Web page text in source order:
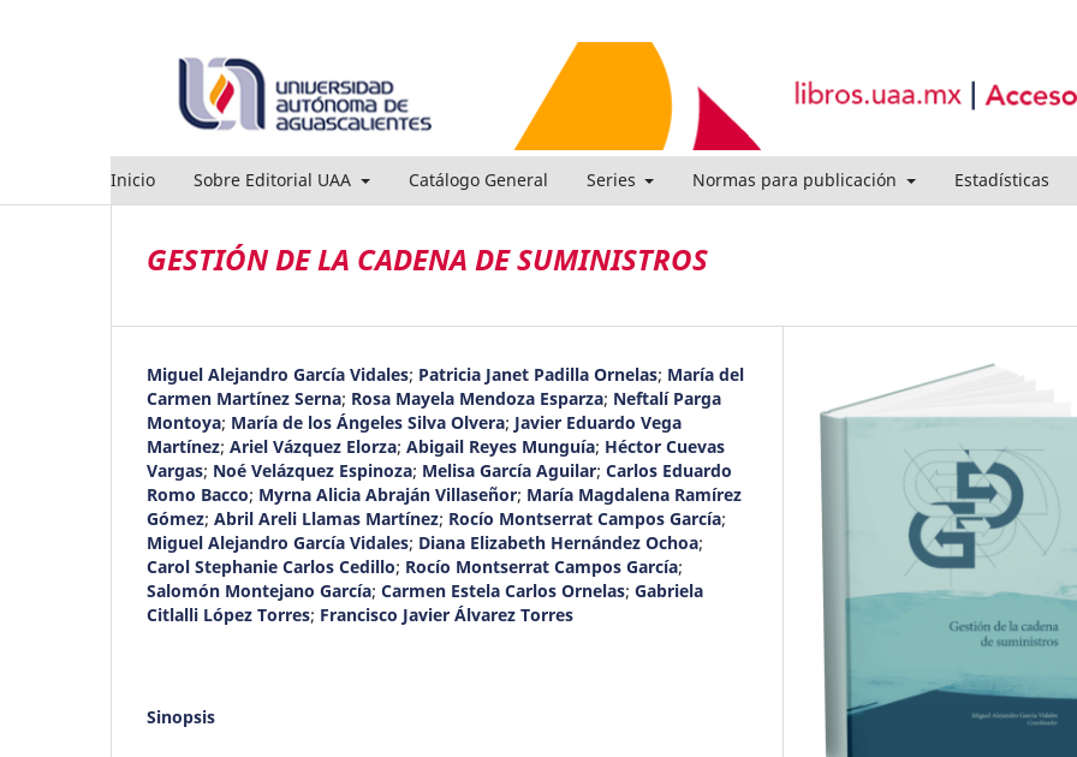
Inicio Sobre Editorial UAA Catálogo General Series Normas para publicación Estadísticas
GESTIÓN DE LA CADENA DE SUMINISTROS
Miguel Alejandro García Vidales; Patricia Janet Padilla Ornelas; María del
Carmen Martínez Serna; Rosa Mayela Mendoza Esparza; Neftalí Parga
Montoya; María de los Ángeles Silva Olvera; Javier Eduardo Vega
Martínez; Ariel Vázquez Elorza; Abigail Reyes Munguía; Héctor Cuevas
Vargas; Noé Velázquez Espinoza; Melisa García Aguilar; Carlos Eduardo
Romo Bacco; Myrna Alicia Abraján Villaseñor; María Magdalena Ramírez
Gómez; Abril Areli Llamas Martínez; Rocío Montserrat Campos García;
Miguel Alejandro García Vidales; Diana Elizabeth Hernández Ochoa;
Carol Stephanie Carlos Cedillo; Rocío Montserrat Campos García;
Salomón Montejano García; Carmen Estela Carlos Ornelas; Gabriela
Citlalli López Torres; Francisco Javier Álvarez Torres
Sinopsis